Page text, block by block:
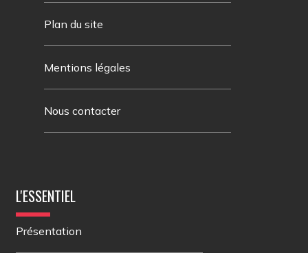
Plan du site
Mentions légales
Nous contacter
L'ESSENTIEL
Présentation